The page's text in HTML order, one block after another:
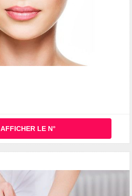
AFFICHER LE N°